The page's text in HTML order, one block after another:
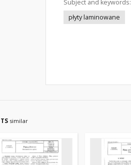
Subject and keywords:
płyty laminowane
similar